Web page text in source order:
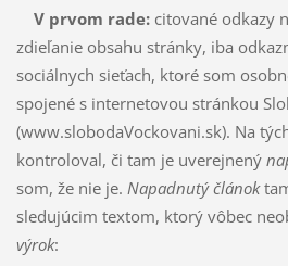
V prvom rade:citované odkazy
zdieľanie obsahu stránky, iba
sociálnych sieťach, ktoré som
spojené s internetovou strán­kou
(www.slobodaVockovani.sk). Na
kontroloval, či tam je uve­rej­nený
som, že nie je. Napadnutý článok
sle­du­júcim textom, ktorý vôbec
výrok: